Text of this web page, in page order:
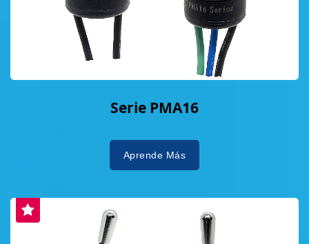
Serie PMA16
Aprende Más